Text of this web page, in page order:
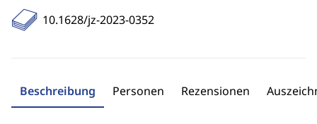
10.1628/jz-2023-0352
Beschreibung Personen Rezensionen